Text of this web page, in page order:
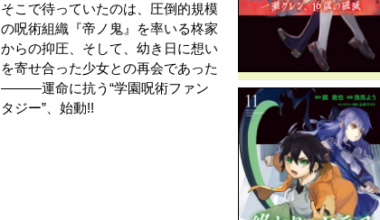
そこで待っていたのは、圧倒的規模
の呪術組織『帝ノ鬼』を率いる柊家
からの抑圧、そして、幼き日に想い
を寄せ合った少女との再会であった
―――運命に抗う“学園呪術ファン
タジー”、始動!!